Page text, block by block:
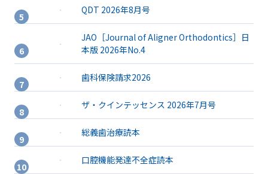
QDT 2026年8月号
JAO［Journal of Aligner Orthodontics］日
本版 2026年No.4
歯科保険請求2026
ザ・クインテッセンス 2026年7月号
総義歯治療読本
口腔機能発達不全症読本